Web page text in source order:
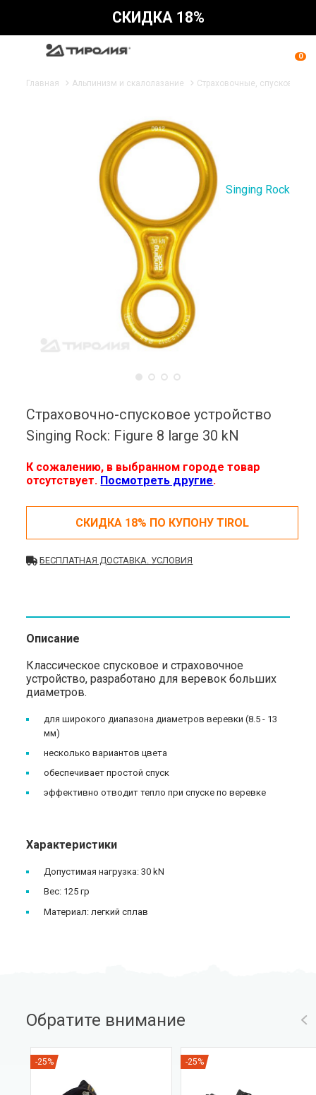
СКИДКА 18%
0
Главная Альпинизм и скалолазание Страховочные, спусковые
Singing Rock
Страховочно-спусковое устройство
Singing Rock: Figure 8 large 30 kN
К сожалению, в выбранном городе товар
отсутствует. Посмотреть другие.
СКИДКА 18% ПО КУПОНУ TIROL
БЕСПЛАТНАЯ ДОСТАВКА. УСЛОВИЯ
Описание
Классическое спусковое и страховочное
устройство, разработано для веревок больших
диаметров.
для широкого диапазона диаметров веревки (8.5 - 13
мм)
несколько вариантов цвета
обеспечивает простой спуск
эффективно отводит тепло при спуске по веревке
Характеристики
Допустимая нагрузка: 30 kN
Вес: 125 гр
Материал: легкий сплав
Обратите внимание
-25% -25%